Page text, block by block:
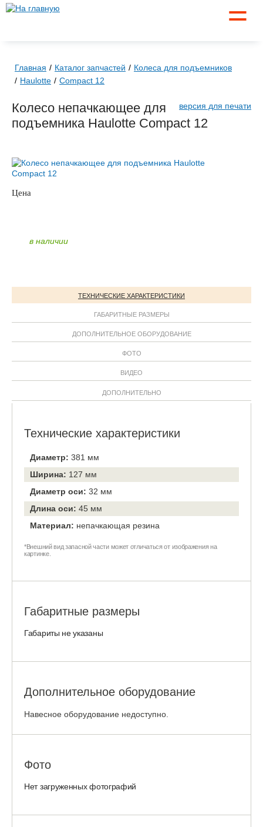
☰
Главная Каталог запчастей
Колеса для подъемников
Haulotte
Compact 12
версия для печати
Колесо непачкающее для
подъемника Haulotte Compact 12
Цена
в наличии
ТЕХНИЧЕСКИЕ ХАРАКТЕРИСТИКИ
ГАБАРИТНЫЕ РАЗМЕРЫ
ДОПОЛНИТЕЛЬНОЕ ОБОРУДОВАНИЕ
ФОТО
ВИДЕО
ДОПОЛНИТЕЛЬНО
Технические характеристики
Диаметр: 381 мм
Ширина: 127 мм
Диаметр оси: 32 мм
Длина оси: 45 мм
Материал: непачкающая резина
*Внешний вид запасной части может отличаться от изображения на
картинке.
Габаритные размеры
Габариты не указаны
Дополнительное оборудование
Навесное оборудование недоступно.
Фото
Нет загруженных фотографий